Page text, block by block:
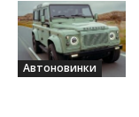
Автоновинки